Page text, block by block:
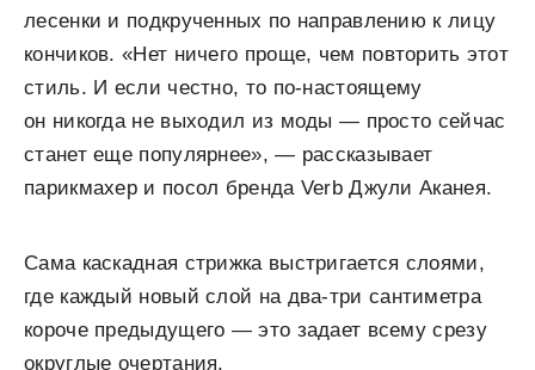
лесенки и подкрученных по направлению к лицу
кончиков. «Нет ничего проще, чем повторить этот
стиль. И если честно, то по-настоящему
он никогда не выходил из моды — просто сейчас
станет еще популярнее», — рассказывает
парикмахер и посол бренда Verb Джули Аканея.
Сама каскадная стрижка выстригается слоями,
где каждый новый слой на два-три сантиметра
короче предыдущего — это задает всему срезу
округлые очертания.